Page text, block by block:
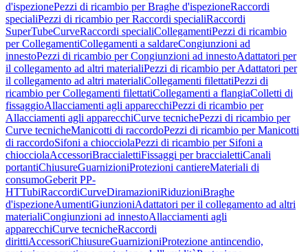
d'ispezionePezzi di ricambio per Braghe d'ispezioneRaccordi
specialiPezzi di ricambio per Raccordi specialiRaccordi
SuperTubeCurveRaccordi specialiCollegamentiPezzi di ricambio
per CollegamentiCollegamenti a saldareCongiunzioni ad
innestoPezzi di ricambio per Congiunzioni ad innestoAdattatori per
il collegamento ad altri materialiPezzi di ricambio per Adattatori per
il collegamento ad altri materialiCollegamenti filettatiPezzi di
ricambio per Collegamenti filettatiCollegamenti a flangiaColletti di
fissaggioAllacciamenti agli apparecchiPezzi di ricambio per
Allacciamenti agli apparecchiCurve tecnichePezzi di ricambio per
Curve tecnicheManicotti di raccordoPezzi di ricambio per Manicotti
di raccordoSifoni a chiocciolaPezzi di ricambio per Sifoni a
chiocciolaAccessoriBraccialettiFissaggi per braccialettiCanali
portantiChiusureGuarnizioniProtezioni cantiereMateriali di
consumoGeberit PP-
HTTubiRaccordiCurveDiramazioniRiduzioniBraghe
d'ispezioneAumentiGiunzioniAdattatori per il collegamento ad altri
materialiCongiunzioni ad innestoAllacciamenti agli
apparecchiCurve tecnicheRaccordi
dirittiAccessoriChiusureGuarnizioniProtezione antincendio,